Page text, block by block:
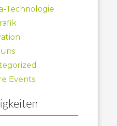
Technologie
Events